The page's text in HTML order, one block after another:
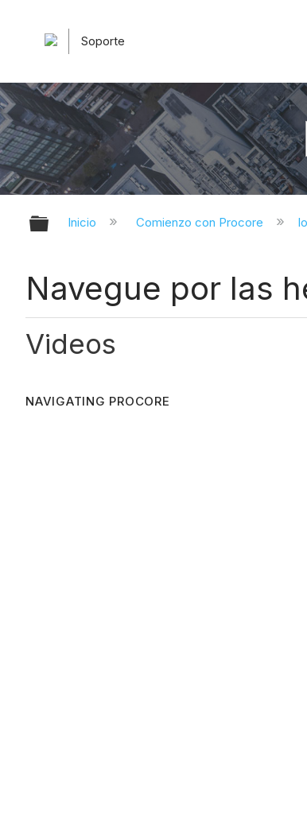
Soporte
Expandir/contraer
Inicio Comienzo con Procore
Navegue por las
Videos
NAVIGATING PROCORE